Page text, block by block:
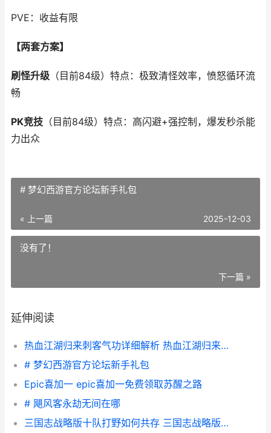
PVE：收益有限
【两套方案】
刷怪升级 （目前84级）特点：极致清怪效率，愤怒循环流
畅
PK竞技 （目前84级）特点：高闪避+强控制，爆发秒杀能
力出众
# 梦幻西游官方论坛新手礼包
« 上一篇 2025-12-03
没有了！
下一篇 »
延伸阅读
热血江湖归来刺客气功详细解析 热血江湖归来刺客技能加点
# 梦幻西游官方论坛新手礼包
Epic喜加一 epic喜加一免费领取苏醒之路
# 飓风客永劫无间在哪
三国志战略版十队打野如何共存 三国志战略版十大阵容